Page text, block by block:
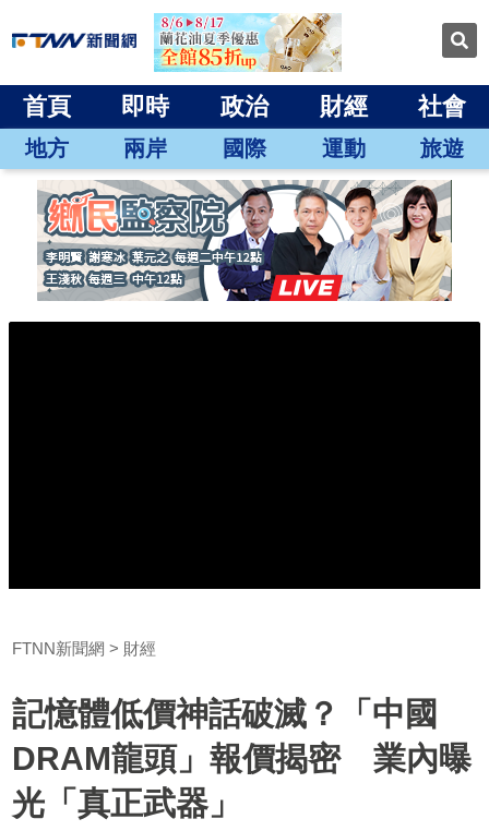
首頁 即時 政治 財經 社會
地方 兩岸 國際 運動 旅遊
FTNN新聞網 財經
記憶體低價神話破滅？「中國
DRAM龍頭」報價揭密 業內曝
光「真正武器」